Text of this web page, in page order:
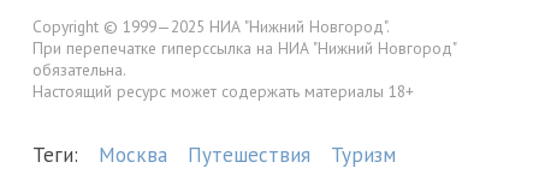
Copyright © 1999—2025 НИА "Нижний Новгород".
При перепечатке гиперссылка на НИА "Нижний Новгород"
обязательна.
Настоящий ресурс может содержать материалы 18+
Теги: Москва Путешествия Туризм